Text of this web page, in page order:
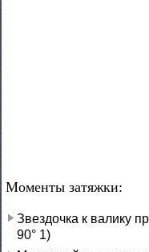
Моменты затяжки:
Звездочка к валику
90° 1)